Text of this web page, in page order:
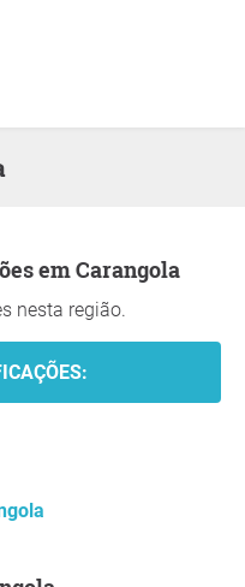
em Carangola
nesta região.